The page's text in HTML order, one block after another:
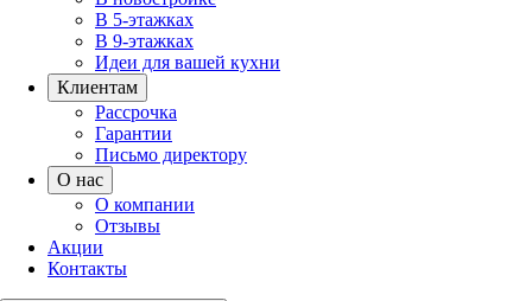
В 5-этажках
В 9-этажках
Идеи для вашей кухни
Клиентам
Рассрочка
Гарантии
Письмо директору
О нас
О компании
Отзывы
Акции
Контакты